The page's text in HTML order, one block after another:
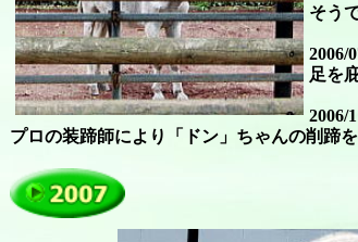
そう
2006/
足を
2006/
プロの装蹄師により「ドン」ちゃんの削蹄を